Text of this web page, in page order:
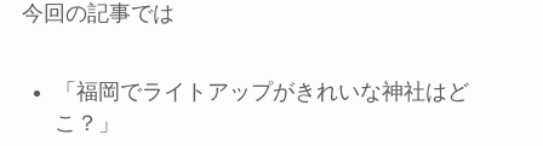
今回の記事では
「福岡でライトアップがきれいな神社はど
こ？」